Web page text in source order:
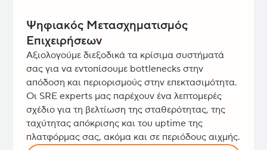
Ψηφιακός Μετασχηματισμός
Επιχειρήσεων
Αξιολογούμε διεξοδικά τα κρίσιμα συστήματά
σας για να εντοπίσουμε bottlenecks στην
απόδοση και περιορισμούς στην επεκτασιμότητα.
Οι SRE experts μας παρέχουν ένα λεπτομερές
σχέδιο για τη βελτίωση της σταθερότητας, της
ταχύτητας απόκρισης και του uptime της
πλατφόρμας σας, ακόμα και σε περιόδους αιχμής.